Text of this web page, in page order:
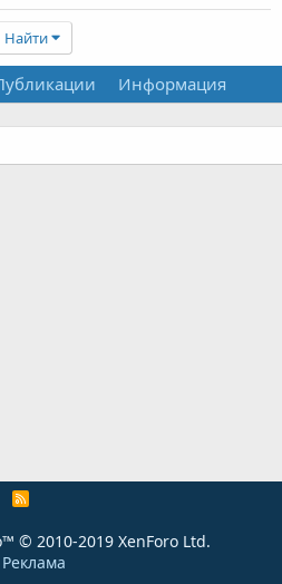
Найти
Информация
R
© 2010-2019 XenForo Ltd.
Реклама